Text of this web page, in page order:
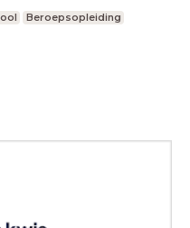
Beroepsopleiding